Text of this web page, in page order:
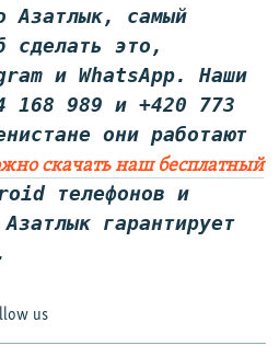
Азатлык, самый
сделать это,
и WhatsApp. Наши
168 989 и +420 773
они работают
скачать наш бесплатный
телефонов и
гарантирует
us